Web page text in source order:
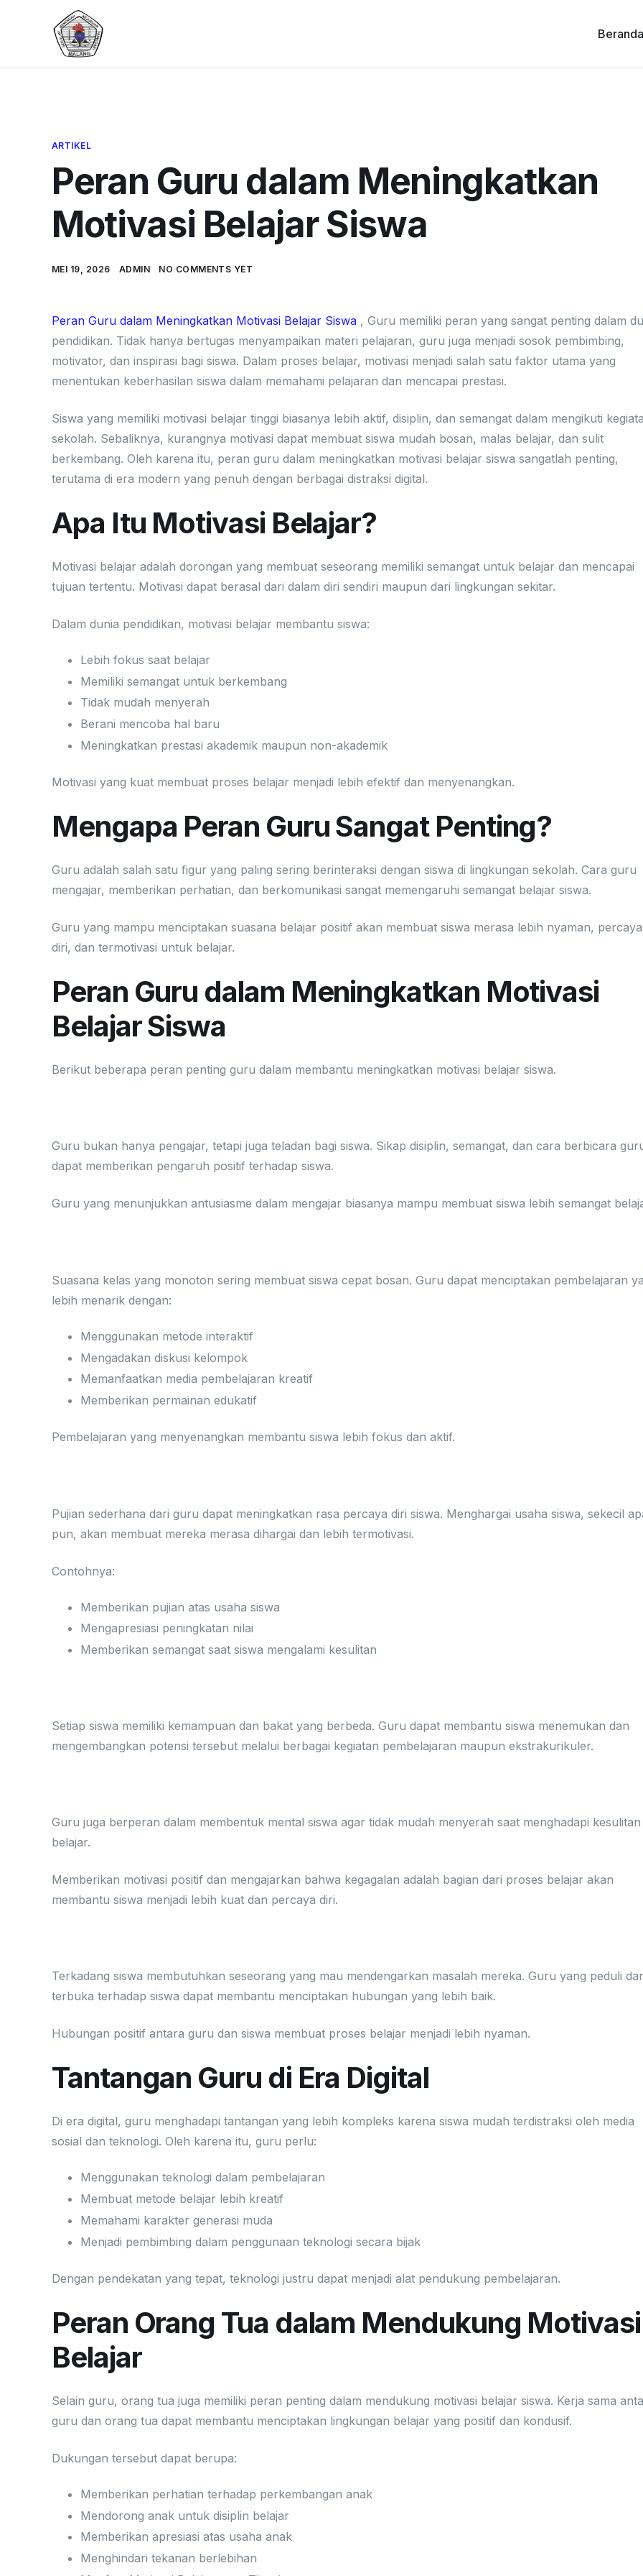
Beranda
ARTIKEL
Peran Guru dalam Meningkatkan
Motivasi Belajar Siswa
MEI 19, 2026 ADMIN NO COMMENTS YET
Peran Guru dalam Meningkatkan Motivasi Belajar Siswa , Guru memiliki peran yang sangat penting dalam
pendidikan. Tidak hanya bertugas menyampaikan materi pelajaran, guru juga menjadi sosok pembimbing,
motivator, dan inspirasi bagi siswa. Dalam proses belajar, motivasi menjadi salah satu faktor utama yang
menentukan keberhasilan siswa dalam memahami pelajaran dan mencapai prestasi.
Siswa yang memiliki motivasi belajar tinggi biasanya lebih aktif, disiplin, dan semangat dalam mengikuti
sekolah. Sebaliknya, kurangnya motivasi dapat membuat siswa mudah bosan, malas belajar, dan sulit
berkembang. Oleh karena itu, peran guru dalam meningkatkan motivasi belajar siswa sangatlah penting,
terutama di era modern yang penuh dengan berbagai distraksi digital.
Apa Itu Motivasi Belajar?
Motivasi belajar adalah dorongan yang membuat seseorang memiliki semangat untuk belajar dan mencapai
tujuan tertentu. Motivasi dapat berasal dari dalam diri sendiri maupun dari lingkungan sekitar.
Dalam dunia pendidikan, motivasi belajar membantu siswa:
Lebih fokus saat belajar
Memiliki semangat untuk berkembang
Tidak mudah menyerah
Berani mencoba hal baru
Meningkatkan prestasi akademik maupun non-akademik
Motivasi yang kuat membuat proses belajar menjadi lebih efektif dan menyenangkan.
Mengapa Peran Guru Sangat Penting?
Guru adalah salah satu figur yang paling sering berinteraksi dengan siswa di lingkungan sekolah. Cara guru
mengajar, memberikan perhatian, dan berkomunikasi sangat memengaruhi semangat belajar siswa.
Guru yang mampu menciptakan suasana belajar positif akan membuat siswa merasa lebih nyaman, percaya
diri, dan termotivasi untuk belajar.
Peran Guru dalam Meningkatkan Motivasi
Belajar Siswa
Berikut beberapa peran penting guru dalam membantu meningkatkan motivasi belajar siswa.
Guru bukan hanya pengajar, tetapi juga teladan bagi siswa. Sikap disiplin, semangat, dan cara berbicara
dapat memberikan pengaruh positif terhadap siswa.
Guru yang menunjukkan antusiasme dalam mengajar biasanya mampu membuat siswa lebih semangat
Suasana kelas yang monoton sering membuat siswa cepat bosan. Guru dapat menciptakan pembelajaran
lebih menarik dengan:
Menggunakan metode interaktif
Mengadakan diskusi kelompok
Memanfaatkan media pembelajaran kreatif
Memberikan permainan edukatif
Pembelajaran yang menyenangkan membantu siswa lebih fokus dan aktif.
Pujian sederhana dari guru dapat meningkatkan rasa percaya diri siswa. Menghargai usaha siswa, sekecil
pun, akan membuat mereka merasa dihargai dan lebih termotivasi.
Contohnya:
Memberikan pujian atas usaha siswa
Mengapresiasi peningkatan nilai
Memberikan semangat saat siswa mengalami kesulitan
Setiap siswa memiliki kemampuan dan bakat yang berbeda. Guru dapat membantu siswa menemukan dan
mengembangkan potensi tersebut melalui berbagai kegiatan pembelajaran maupun ekstrakurikuler.
Guru juga berperan dalam membentuk mental siswa agar tidak mudah menyerah saat menghadapi kesulitan
belajar.
Memberikan motivasi positif dan mengajarkan bahwa kegagalan adalah bagian dari proses belajar akan
membantu siswa menjadi lebih kuat dan percaya diri.
Terkadang siswa membutuhkan seseorang yang mau mendengarkan masalah mereka. Guru yang peduli
terbuka terhadap siswa dapat membantu menciptakan hubungan yang lebih baik.
Hubungan positif antara guru dan siswa membuat proses belajar menjadi lebih nyaman.
Tantangan Guru di Era Digital
Di era digital, guru menghadapi tantangan yang lebih kompleks karena siswa mudah terdistraksi oleh media
sosial dan teknologi. Oleh karena itu, guru perlu:
Menggunakan teknologi dalam pembelajaran
Membuat metode belajar lebih kreatif
Memahami karakter generasi muda
Menjadi pembimbing dalam penggunaan teknologi secara bijak
Dengan pendekatan yang tepat, teknologi justru dapat menjadi alat pendukung pembelajaran.
Peran Orang Tua dalam Mendukung Motivasi
Belajar
Selain guru, orang tua juga memiliki peran penting dalam mendukung motivasi belajar siswa. Kerja sama
guru dan orang tua dapat membantu menciptakan lingkungan belajar yang positif dan kondusif.
Dukungan tersebut dapat berupa:
Memberikan perhatian terhadap perkembangan anak
Mendorong anak untuk disiplin belajar
Memberikan apresiasi atas usaha anak
Menghindari tekanan berlebihan